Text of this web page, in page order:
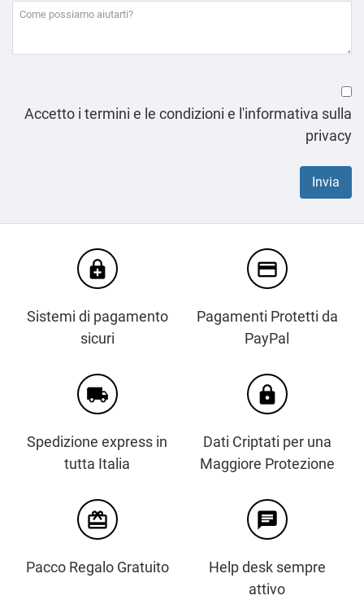
Accetto i termini e le condizioni e l'informativa sulla
privacy
enhanced_encryption
Sistemi di pagamento
sicuri
credit_card
Pagamenti Protetti da
PayPal
local_shipping
Spedizione express in
tutta Italia
https
Dati Criptati per una
Maggiore Protezione
card_giftcard
Pacco Regalo Gratuito
chat
Help desk sempre
attivo